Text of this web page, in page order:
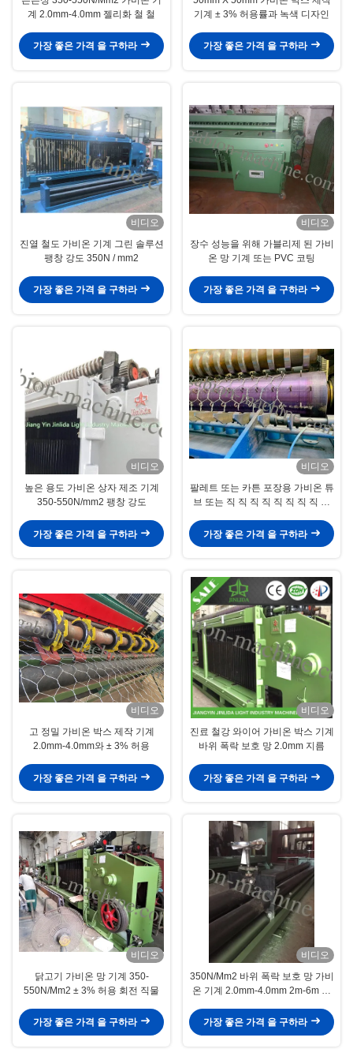
계 2.0mm-4.0mm 젤리화 철 철
가장 좋은 가격 을 구하라
기계 ± 3% 허용률과 녹색 디자인
가장 좋은 가격 을 구하라
비디오
진열 철도 가비온 기계 그린 솔루션
팽창 강도 350N / mm2
가장 좋은 가격 을 구하라
비디오
장수 성능을 위해 가블리제 된 가비
온 망 기계 또는 PVC 코팅
가장 좋은 가격 을 구하라
비디오
높은 용도 가비온 상자 제조 기계
350-550N/mm2 팽창 강도
가장 좋은 가격 을 구하라
비디오
팔레트 또는 카튼 포장용 가비온 튜
브 또는 직 직 직 직 직 직 직 직 직
직 직 직 직 직 직 직 직 직 직 직 직
직 직 직 직 직 직 직 직 직 직 직 직
직 직 직 직 직 직 직 직 직 직 직 직
직 직 직 직 직 직 직 직 직 직 직 직
직 직 직 직 직 직 직 직 직 직 직 직
직 직 직 직 직 직 직 직 직 직 직 직
직 직 직 직 직 직 직 직 직 직 직 직
직 직 직 직 직 직 직 직 직 직 직 직
직 직 직 직 직 직 직 직 직 직 직 직
직 직 직 직 직 직 직 직 직 직 직 직
직 직 직 직 직 직 직 직 직 직 직 직
직 직 직 직 직 직 직 직 직 직 직 직
직 직 직 직 직 직 직 직 직 직 직 직
직 직 직 직 직 직 직 직 직 직 직 직
직 직 직 직 직 직 직 직 직 직 직 직
직
가장 좋은 가격 을 구하라
비디오
고 정밀 가비온 박스 제작 기계
2.0mm-4.0mm와 ± 3% 허용
가장 좋은 가격 을 구하라
비디오
진료 철강 와이어 가비온 박스 기계
바위 폭락 보호 망 2.0mm 지름
가장 좋은 가격 을 구하라
비디오
닭고기 가비온 망 기계 350-
550N/Mm2 ± 3% 허용 회전 직물
가장 좋은 가격 을 구하라
비디오
350N/Mm2 바위 폭락 보호 망 가비
온 기계 2.0mm-4.0mm 2m-6m 길
가장 좋은 가격 을 구하라